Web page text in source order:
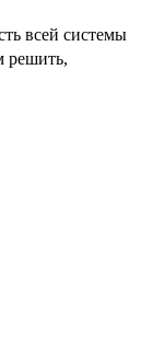
всей системы
решить,